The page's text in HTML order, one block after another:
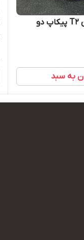
ماکت فولکس واگن T2 پیکاپ دو
به سبد